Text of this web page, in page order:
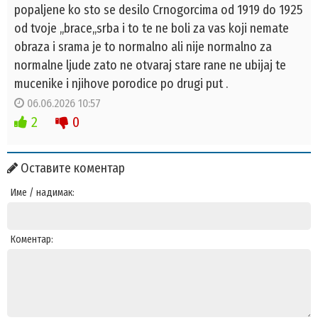
popaljene ko sto se desilo Crnogorcima od 1919 do 1925
od tvoje ,,brace,,srba i to te ne boli za vas koji nemate
obraza i srama je to normalno ali nije normalno za
normalne ljude zato ne otvaraj stare rane ne ubijaj te
mucenike i njihove porodice po drugi put .
06.06.2026 10:57
2 0
Оставите коментар
Име / надимак:
Коментар: